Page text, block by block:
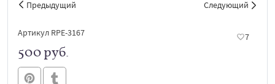
Предыдущий Следующий
Артикул RPE-3167 7
500 руб.